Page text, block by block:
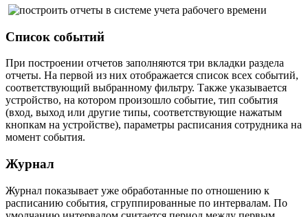
Список событий
При построении отчетов заполняются три вкладки раздела
отчеты. На первой из них отображается список всех событий,
соответствующий выбранному фильтру. Также указывается
устройство, на котором произошло событие, тип события
(вход, выход или другие типы, соответствующие нажатым
кнопкам на устройстве), параметры расписания сотрудника на
момент события.
Журнал
Журнал показывает уже обработанные по отношению к
расписанию события, сгруппированные по интервалам. По